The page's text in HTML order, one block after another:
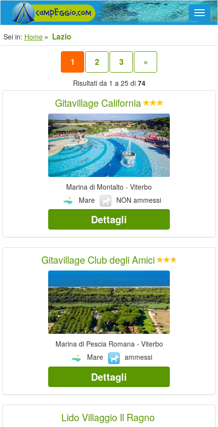
Sei in: Home Lazio
1 2 3 »
Risultati da 1 a 25 di 74
Gitavillage California
Marina di Montalto - Viterbo
Mare
NON ammessi
Dettagli
Gitavillage Club degli Amici
Marina di Pescia Romana - Viterbo
Mare
ammessi
Dettagli
Lido Villaggio Il Ragno